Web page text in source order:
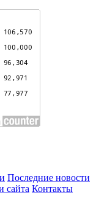
Последние новости
сайта Контакты